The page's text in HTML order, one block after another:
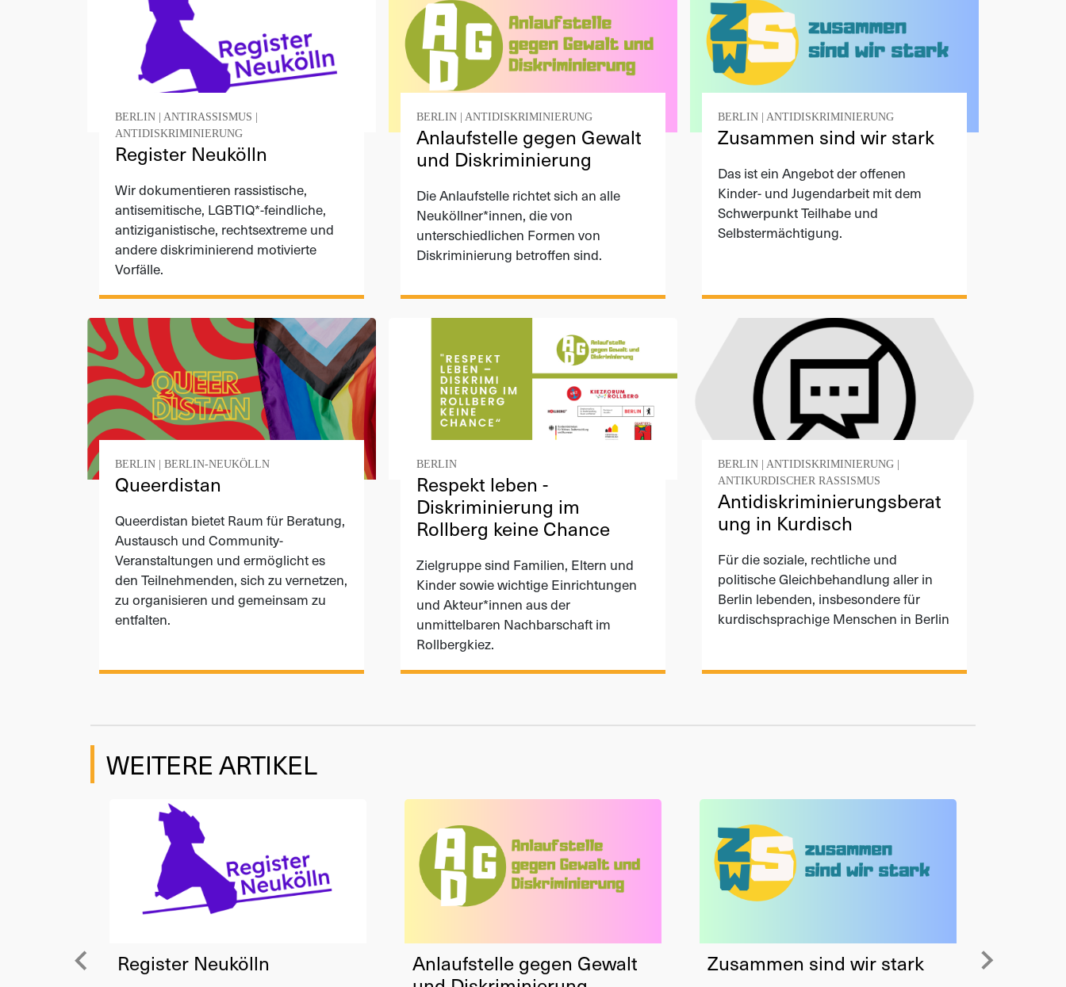
BERLIN ANTIRASSISMUS
ANTIDISKRIMINIERUNG
Register Neukölln
Wir dokumentieren rassistische,
antisemitische, LGBTIQ*-feindliche,
antiziganistische, rechtsextreme und
andere diskriminierend motivierte
Vorfälle.
BERLIN ANTIDISKRIMINIERUNG
Anlaufstelle gegen Gewalt
und Diskriminierung
Die Anlaufstelle richtet sich an alle
Neuköllner*innen, die von
unterschiedlichen Formen von
Diskriminierung betroffen sind.
BERLIN ANTIDISKRIMINIERUNG
Zusammen sind wir stark
Das ist ein Angebot der offenen
Kinder- und Jugendarbeit mit dem
Schwerpunkt Teilhabe und
Selbstermächtigung.
BERLIN BERLIN-NEUKÖLLN
Queerdistan
Queerdistan bietet Raum für Beratung,
Austausch und Community-
Veranstaltungen und ermöglicht es
den Teilnehmenden, sich zu vernetzen,
zu organisieren und gemeinsam zu
entfalten.
BERLIN
Respekt leben -
Diskriminierung im
Rollberg keine Chance
Zielgruppe sind Familien, Eltern und
Kinder sowie wichtige Einrichtungen
und Akteur*innen aus der
unmittelbaren Nachbarschaft im
Rollbergkiez.
BERLIN ANTIDISKRIMINIERUNG
ANTIKURDISCHER RASSISMUS
Antidiskriminierungsberat
ung in Kurdisch
Für die soziale, rechtliche und
politische Gleichbehandlung aller in
Berlin lebenden, insbesondere für
kurdischsprachige Menschen in Berlin
WEITERE ARTIKEL
Register Neukölln Anlaufstelle gegen Gewalt Zusammen sind wir stark